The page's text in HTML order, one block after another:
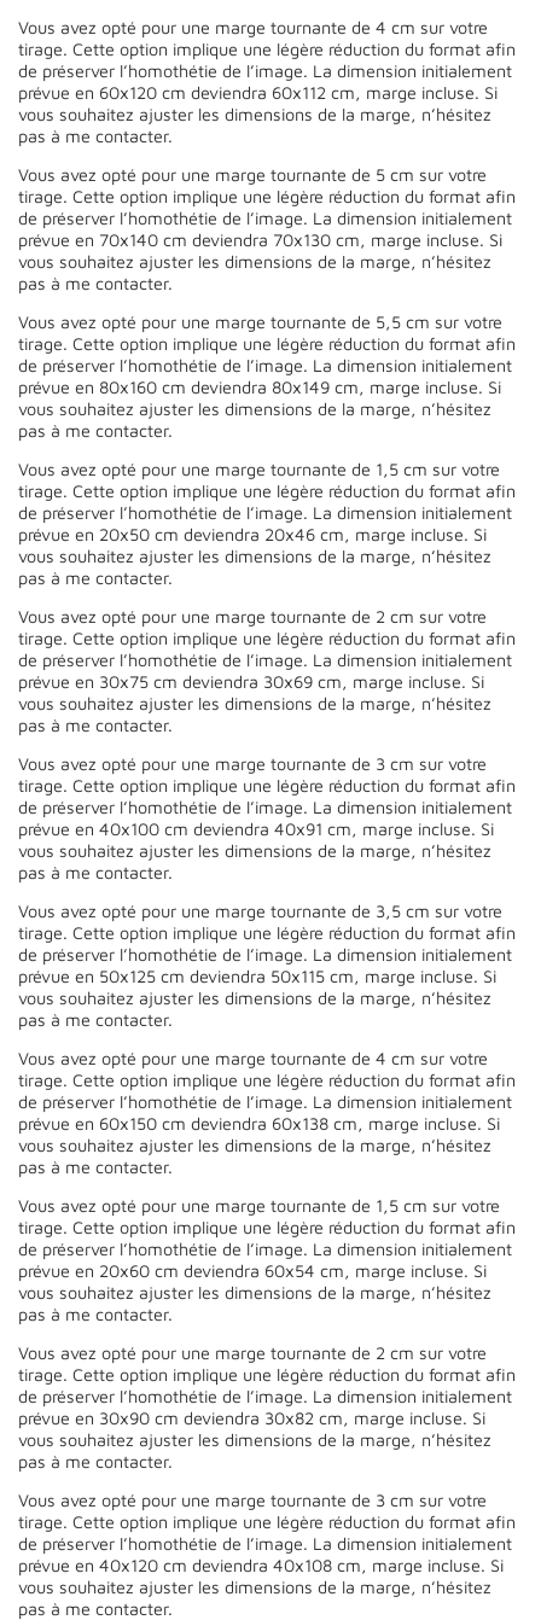
Vous avez opté pour une marge tournante de 4 cm sur votre
tirage. Cette option implique une légère réduction du format afin
de préserver l’homothétie de l’image. La dimension initialement
prévue en 60x120 cm deviendra 60x112 cm, marge incluse. Si
vous souhaitez ajuster les dimensions de la marge, n’hésitez
pas à me contacter.
Vous avez opté pour une marge tournante de 5 cm sur votre
tirage. Cette option implique une légère réduction du format afin
de préserver l’homothétie de l’image. La dimension initialement
prévue en 70x140 cm deviendra 70x130 cm, marge incluse. Si
vous souhaitez ajuster les dimensions de la marge, n’hésitez
pas à me contacter.
Vous avez opté pour une marge tournante de 5,5 cm sur votre
tirage. Cette option implique une légère réduction du format afin
de préserver l’homothétie de l’image. La dimension initialement
prévue en 80x160 cm deviendra 80x149 cm, marge incluse. Si
vous souhaitez ajuster les dimensions de la marge, n’hésitez
pas à me contacter.
Vous avez opté pour une marge tournante de 1,5 cm sur votre
tirage. Cette option implique une légère réduction du format afin
de préserver l’homothétie de l’image. La dimension initialement
prévue en 20x50 cm deviendra 20x46 cm, marge incluse. Si
vous souhaitez ajuster les dimensions de la marge, n’hésitez
pas à me contacter.
Vous avez opté pour une marge tournante de 2 cm sur votre
tirage. Cette option implique une légère réduction du format afin
de préserver l’homothétie de l’image. La dimension initialement
prévue en 30x75 cm deviendra 30x69 cm, marge incluse. Si
vous souhaitez ajuster les dimensions de la marge, n’hésitez
pas à me contacter.
Vous avez opté pour une marge tournante de 3 cm sur votre
tirage. Cette option implique une légère réduction du format afin
de préserver l’homothétie de l’image. La dimension initialement
prévue en 40x100 cm deviendra 40x91 cm, marge incluse. Si
vous souhaitez ajuster les dimensions de la marge, n’hésitez
pas à me contacter.
Vous avez opté pour une marge tournante de 3,5 cm sur votre
tirage. Cette option implique une légère réduction du format afin
de préserver l’homothétie de l’image. La dimension initialement
prévue en 50x125 cm deviendra 50x115 cm, marge incluse. Si
vous souhaitez ajuster les dimensions de la marge, n’hésitez
pas à me contacter.
Vous avez opté pour une marge tournante de 4 cm sur votre
tirage. Cette option implique une légère réduction du format afin
de préserver l’homothétie de l’image. La dimension initialement
prévue en 60x150 cm deviendra 60x138 cm, marge incluse. Si
vous souhaitez ajuster les dimensions de la marge, n’hésitez
pas à me contacter.
Vous avez opté pour une marge tournante de 1,5 cm sur votre
tirage. Cette option implique une légère réduction du format afin
de préserver l’homothétie de l’image. La dimension initialement
prévue en 20x60 cm deviendra 60x54 cm, marge incluse. Si
vous souhaitez ajuster les dimensions de la marge, n’hésitez
pas à me contacter.
Vous avez opté pour une marge tournante de 2 cm sur votre
tirage. Cette option implique une légère réduction du format afin
de préserver l’homothétie de l’image. La dimension initialement
prévue en 30x90 cm deviendra 30x82 cm, marge incluse. Si
vous souhaitez ajuster les dimensions de la marge, n’hésitez
pas à me contacter.
Vous avez opté pour une marge tournante de 3 cm sur votre
tirage. Cette option implique une légère réduction du format afin
de préserver l’homothétie de l’image. La dimension initialement
prévue en 40x120 cm deviendra 40x108 cm, marge incluse. Si
vous souhaitez ajuster les dimensions de la marge, n’hésitez
pas à me contacter.